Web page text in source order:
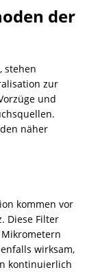
der
stehen
zur
und
näher
kommen vor
Diese Filter
wirksam,
kontinuierlich